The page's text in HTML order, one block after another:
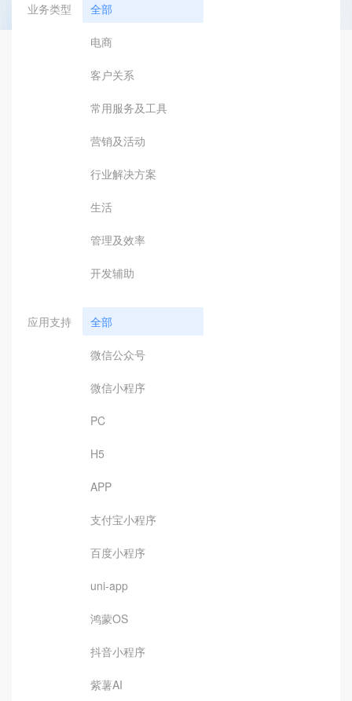
业务类型
全部
电商
客户关系
常用服务及工具
营销及活动
行业解决方案
生活
管理及效率
开发辅助
应用支持 全部
微信公众号
微信小程序
PC
H5
APP
支付宝小程序
百度小程序
uni-app
鸿蒙OS
抖音小程序
紫薯AI